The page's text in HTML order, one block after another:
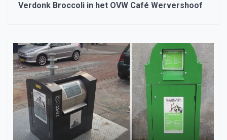
Verdonk Broccoli in het OVW Café Wervershoof